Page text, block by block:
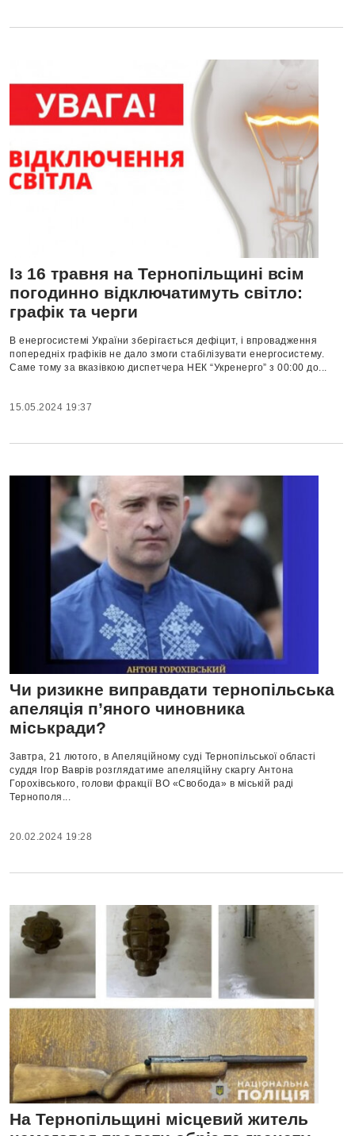
Із 16 травня на Тернопільщині всім
погодинно відключатимуть світло:
графік та черги
В енергосистемі України зберігається дефіцит, і впровадження
попередніх графіків не дало змоги стабілізувати енергосистему.
Саме тому за вказівкою диспетчера НЕК “Укренерго” з 00:00 до...
15.05.2024 19:37
Чи ризикне виправдати тернопільська
апеляція п’яного чиновника
міськради?
Завтра, 21 лютого, в Апеляційному суді Тернопільської області
суддя Ігор Ваврів розглядатиме апеляційну скаргу Антона
Горохівського, голови фракції ВО «Свобода» в міській раді
Тернополя...
20.02.2024 19:28
На Тернопільщині місцевий житель